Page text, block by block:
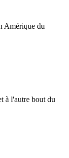
Amérique du
à l'autre bout du